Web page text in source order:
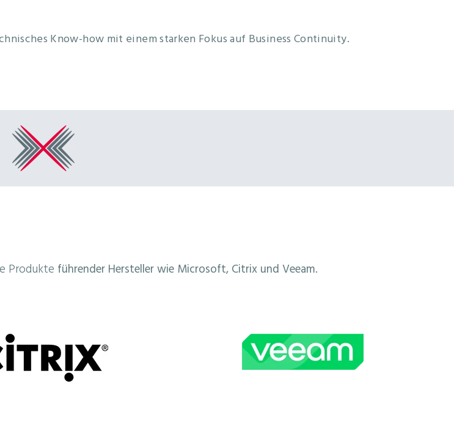
Know-how mit einem starken Fokus auf Business Continuity.
Produkte führender Hersteller wie Microsoft, Citrix und Veeam.